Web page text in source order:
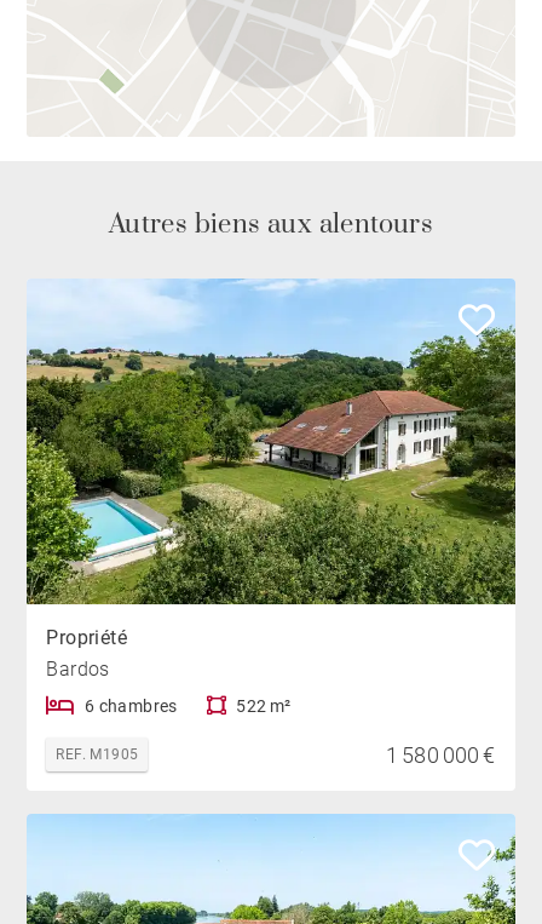
Autres biens aux alentours
Propriété
Bardos
6 chambres 522 m²
REF. M1905 1 580 000 €